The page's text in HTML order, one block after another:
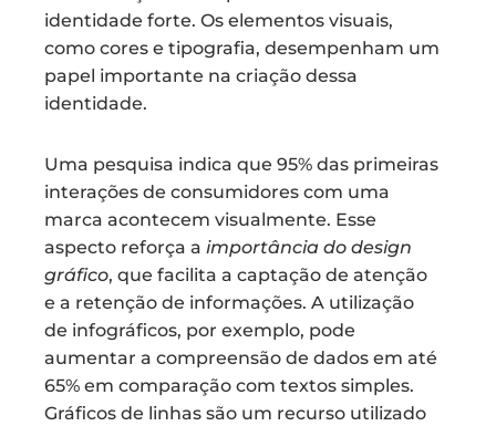
identidade forte. Os elementos visuais,
como cores e tipografia, desempenham um
papel importante na criação dessa
identidade.
Uma pesquisa indica que 95% das primeiras
interações de consumidores com uma
marca acontecem visualmente. Esse
aspecto reforça a importância do design
gráfico, que facilita a captação de atenção
e a retenção de informações. A utilização
de infográficos, por exemplo, pode
aumentar a compreensão de dados em até
65% em comparação com textos simples.
Gráficos de linhas são um recurso utilizado